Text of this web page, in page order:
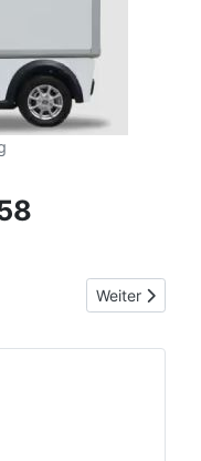
458 Kühlfahrzeug L
Nächster
Weiter